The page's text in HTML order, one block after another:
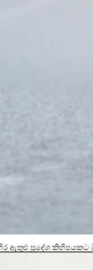
ඇතුළු ප්‍රදේශ කිහිපයකට